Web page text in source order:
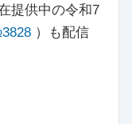
提供中の令和7
）も配信